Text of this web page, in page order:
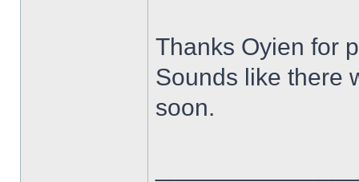
Thanks Oyien for
Sounds like there
soon.